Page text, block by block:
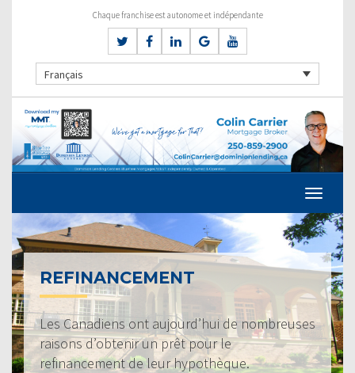
Chaque franchise est autonome et indépendante
Français
REFINANCEMENT
Les Canadiens ont aujourd’hui de nombreuses
raisons d’obtenir un prêt pour le
refinancement de leur hypothèque.